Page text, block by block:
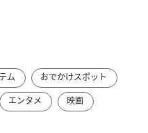
ム
おでかけスポット
エンタメ 映画